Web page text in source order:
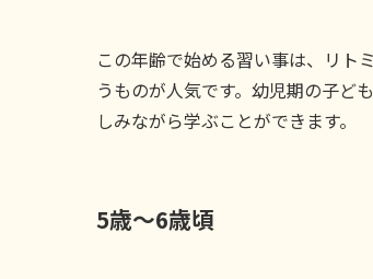
この年齢で始める習い事は、リト
うものが人気です。幼児期の子ど
しみながら学ぶことができます。
5歳〜6歳頃